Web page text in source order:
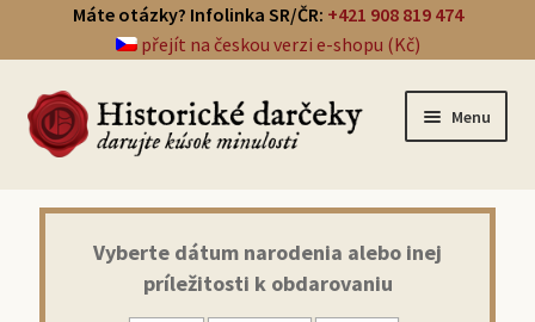
Máte otázky? Infolinka SR/ČR: +421 908 819 474
přejít na českou verzi e-shopu (Kč)
Menu
Prehľad darčekov
Noviny zo dňa narodenia
Vyberte dátum narodenia alebo inej
príležitosti k obdarovaniu